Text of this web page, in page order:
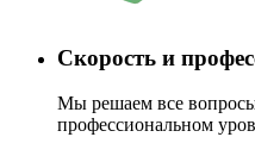
Скорость и
Мы решаем все
профессиональном